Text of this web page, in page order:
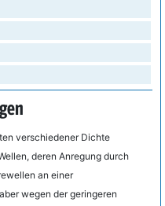
verschiedener Dichte
deren Anregung durch
an einer
wegen der geringeren